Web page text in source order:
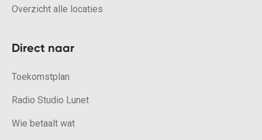
Overzicht alle locaties
Direct naar
Toekomstplan
Radio Studio Lunet
Wie betaalt wat